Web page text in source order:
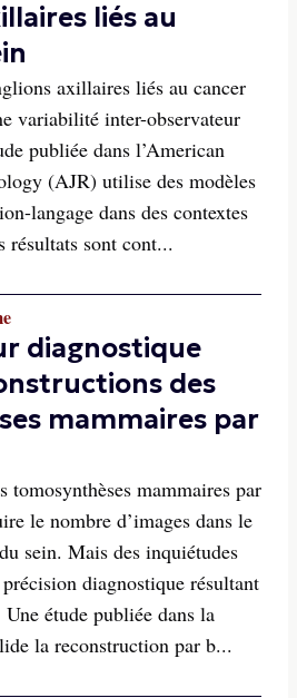
liés au
axillaires liés au cancer
variabilité inter-observateur
publiée dans l’American
(AJR) utilise des modèles
langage dans des contextes
sont cont...
diagnostique
des
mammaires par
tomosynthèses mammaires par
le nombre d’images dans le
sein. Mais des inquiétudes
diagnostique résultant
étude publiée dans la
la reconstruction par b...